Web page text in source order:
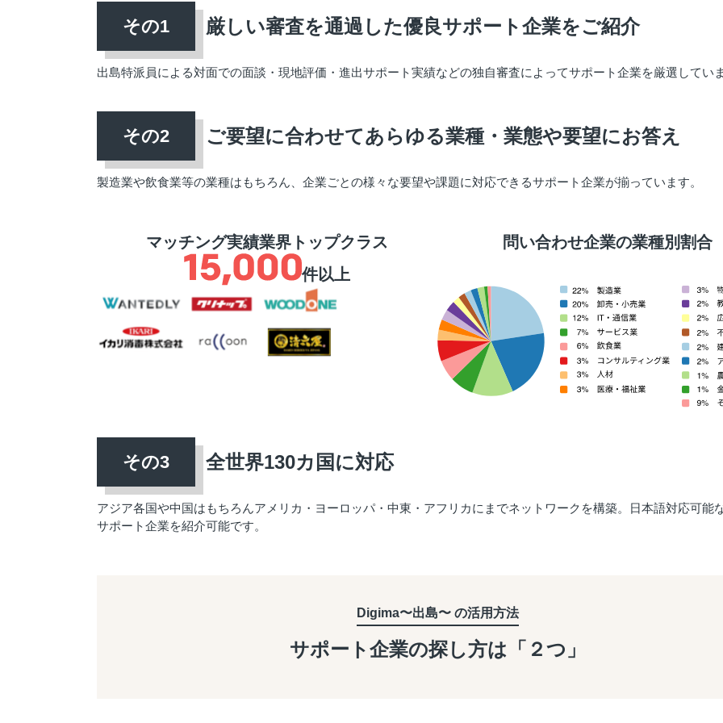
厳しい審査を通過した優良サポート企業をご紹介
出島特派員による対面での面談・現地評価・進出サポート実績などの独自審査によってサポート企業を厳選してい
ご要望に合わせてあらゆる業種・業態や要望にお答え
製造業や飲食業等の業種はもちろん、企業ごとの様々な要望や課題に対応できるサポート企業が揃っています。
マッチング実績業界トップクラス
件以上
問い合わせ企業の業種別割合
全世界130カ国に対応
アジア各国や中国はもちろんアメリカ・ヨーロッパ・中東・アフリカにまでネットワークを構築。日本語対応可能
サポート企業を紹介可能です。
Digima〜出島〜 の活用方法
サポート企業の探し方は「２つ」